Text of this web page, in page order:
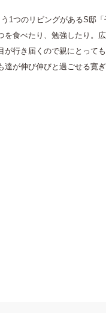
1つのリビングがあるS邸
を食べたり、勉強したり。
が行き届くので親にとって
達が伸び伸びと過ごせる寛